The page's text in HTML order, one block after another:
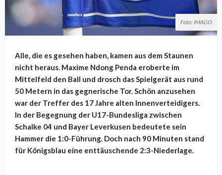
Foto: IMAGO
Alle, die es gesehen haben, kamen aus dem Staunen
nicht heraus. Maxime Ndong Penda eroberte im
Mittelfeld den Ball und drosch das Spielgerät aus rund
50 Metern in das gegnerische Tor. Schön anzusehen
war der Treffer des 17 Jahre alten Innenverteidigers.
In der Begegnung der U17-Bundesliga zwischen
Schalke 04 und Bayer Leverkusen bedeutete sein
Hammer die 1:0-Führung. Doch nach 90 Minuten stand
für Königsblau eine enttäuschende 2:3-Niederlage.